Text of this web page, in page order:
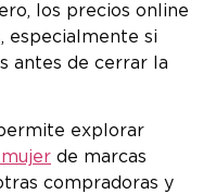
los precios online
especialmente si
antes de cerrar la
explorar
de marcas
compradoras y